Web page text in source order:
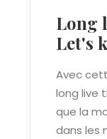
Long
Let's
Avec
long live
que la
dans les